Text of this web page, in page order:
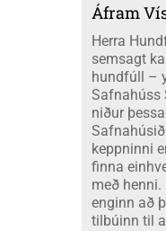
opna
stærsti
og voru að
þátttakendur
en flestir af
Kanada eða
Áfram
Herra
semsagt
hundfúll –
Safnahúss
niður
keppninni
finna
með
enginn að
tilbúinn til